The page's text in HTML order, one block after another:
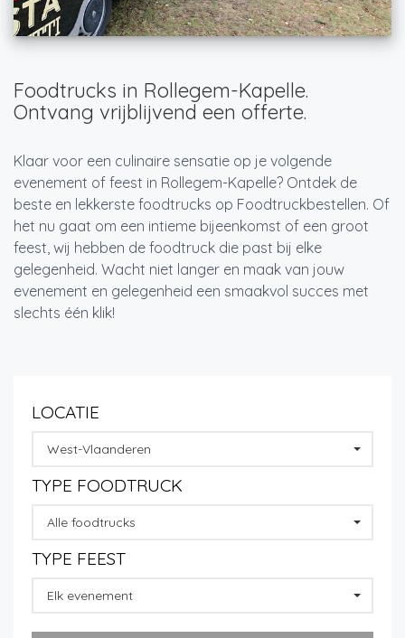
Foodtrucks in Rollegem-Kapelle.
Ontvang vrijblijvend een offerte.
Klaar voor een culinaire sensatie op je volgende
evenement of feest in Rollegem-Kapelle? Ontdek de
beste en lekkerste foodtrucks op Foodtruckbestellen. Of
het nu gaat om een intieme bijeenkomst of een groot
feest, wij hebben de foodtruck die past bij elke
gelegenheid. Wacht niet langer en maak van jouw
evenement en gelegenheid een smaakvol succes met
slechts één klik!
LOCATIE
West-Vlaanderen
TYPE FOODTRUCK
Alle foodtrucks
TYPE FEEST
Elk evenement